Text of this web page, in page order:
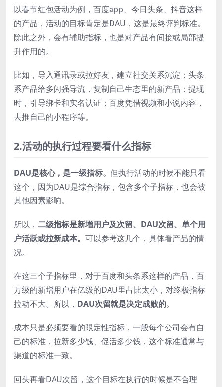
以春节红包活动为例，百度app、今日头条、抖音这样
的产品，活动的目标肯定是DAU，这是最终评判标准。
除此之外，会有辅助指标，也是对产品有间接或局部提
升作用的。
比如，导入通讯录或拉好友，建立社交关系沉淀；头条
系产品给多闪强导流，复制自己生态里的新产品；提现
时，引导绑卡和实名认证；百度凭借视频和小说内容，
去推自己的小程序等。
2.活动的执行过程要看什么指标
DAU是核心，是一级指标。 但执行活动的时候不能只看
这个，因为DAU是综合指标，包含多个子指标，也会被
其他因素影响。
所以， 二级指标是新增用户及次留、DAU次留、单个用
户活跃或拉新成本。 可以参考这几个，具体看产品的情
况。
在这三个子指标里，对于百度和头条系这样的产品，百
万级的新增用户在亿级的DAU里占比太小，对终极指标
拉动不大。所以， DAU次留就是决定成败的。
成本只是必须要看的限定性指标，一般每个公司会有自
己的标准，拉新多少钱、促活多少钱，这个标准通常与
渠道的标准一致。
回头再看DAU次留，这个目标在执行的时候是不合理